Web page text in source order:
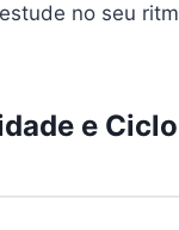
no seu
e